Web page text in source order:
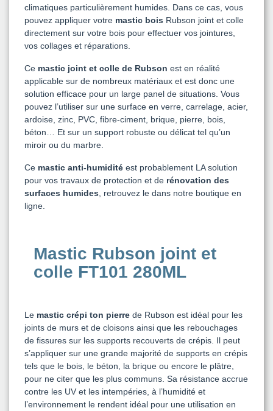
climatiques particulièrement humides. Dans ce cas, vous
pouvez appliquer votre mastic bois Rubson joint et colle
directement sur votre bois pour effectuer vos jointures,
vos collages et réparations.
Ce mastic joint et colle de Rubson est en réalité
applicable sur de nombreux matériaux et est donc une
solution efficace pour un large panel de situations. Vous
pouvez l’utiliser sur une surface en verre, carrelage, acier,
ardoise, zinc, PVC, fibre-ciment, brique, pierre, bois,
béton… Et sur un support robuste ou délicat tel qu’un
miroir ou du marbre.
Ce mastic anti-humidité est probablement LA solution
pour vos travaux de protection et de rénovation des
surfaces humides , retrouvez le dans notre boutique en
ligne.
Mastic Rubson joint et
colle FT101 280ML
Le mastic crépi ton pierre de Rubson est idéal pour les
joints de murs et de cloisons ainsi que les rebouchages
de fissures sur les supports recouverts de crépis. Il peut
s’appliquer sur une grande majorité de supports en crépis
tels que le bois, le béton, la brique ou encore le plâtre,
pour ne citer que les plus communs. Sa résistance accrue
contre les UV et les intempéries, à l’humidité et
l’environnement le rendent idéal pour une utilisation en